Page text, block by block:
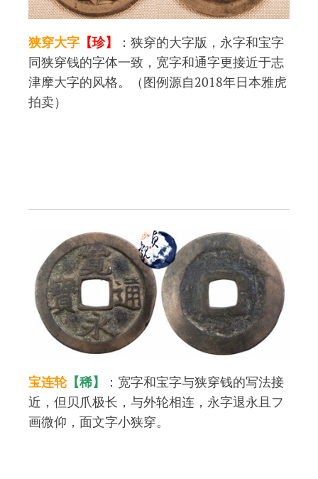
狭穿大字 【珍】
：狭穿的大字版，永字和宝字
同狭穿钱的字体一致，宽字和通字更接近于志
津摩大字的风格。（图例源自2018年日本雅虎
拍卖）
宝连轮【稀】
：宽字和宝字与狭穿钱的写法接
近，但贝爪极长，与外轮相连，永字退永且フ
画微仰，面文字小狭穿。